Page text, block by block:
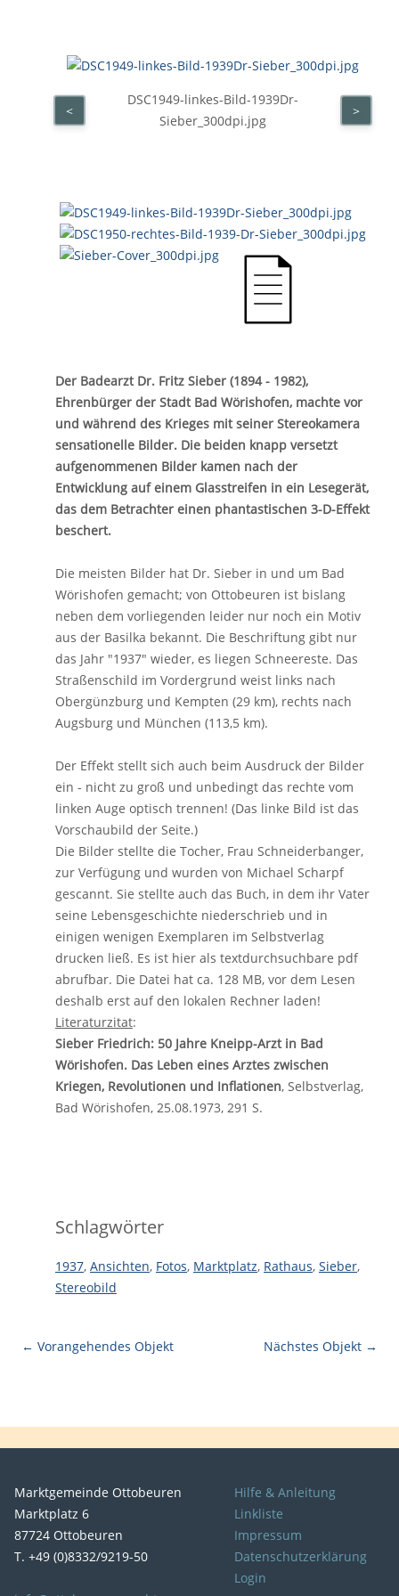
DSC1949-linkes-Bild-1939Dr-
Sieber_300dpi.jpg
< >
Der Badearzt Dr. Fritz Sieber (1894 - 1982),
Ehrenbürger der Stadt Bad Wörishofen, machte vor
und während des Krieges mit seiner Stereokamera
sensationelle Bilder. Die beiden knapp versetzt
aufgenommenen Bilder kamen nach der
Entwicklung auf einem Glasstreifen in ein Lesegerät,
das dem Betrachter einen phantastischen 3-D-Effekt
beschert.
Die meisten Bilder hat Dr. Sieber in und um Bad
Wörishofen gemacht; von Ottobeuren ist bislang
neben dem vorliegenden leider nur noch ein Motiv
aus der Basilka bekannt. Die Beschriftung gibt nur
das Jahr "1937" wieder, es liegen Schneereste. Das
Straßenschild im Vordergrund weist links nach
Obergünzburg und Kempten (29 km), rechts nach
Augsburg und München (113,5 km).
Der Effekt stellt sich auch beim Ausdruck der Bilder
ein - nicht zu groß und unbedingt das rechte vom
linken Auge optisch trennen! (Das linke Bild ist das
Vorschaubild der Seite.)
Die Bilder stellte die Tocher, Frau Schneiderbanger,
zur Verfügung und wurden von Michael Scharpf
gescannt. Sie stellte auch das Buch, in dem ihr Vater
seine Lebensgeschichte niederschrieb und in
einigen wenigen Exemplaren im Selbstverlag
drucken ließ. Es ist hier als textdurchsuchbare pdf
abrufbar. Die Datei hat ca. 128 MB, vor dem Lesen
deshalb erst auf den lokalen Rechner laden!
Literaturzitat:
Sieber Friedrich: 50 Jahre Kneipp-Arzt in Bad
Wörishofen. Das Leben eines Arztes zwischen
Kriegen, Revolutionen und Inflationen, Selbstverlag,
Bad Wörishofen, 25.08.1973, 291 S.
Schlagwörter
1937, Ansichten, Fotos, Marktplatz, Rathaus, Sieber,
Stereobild
← Vorangehendes Objekt Nächstes Objekt →
Marktgemeinde Ottobeuren
Marktplatz 6
87724 Ottobeuren
T. +49 (0)8332/9219-50
Hilfe & Anleitung
Linkliste
Impressum
Datenschutzerklärung
Login